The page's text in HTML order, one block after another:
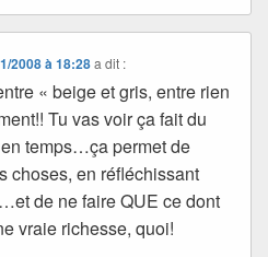
2008 à 18:28 a dit :
« beige et gris, entre rien
Tu vas voir ça fait du
temps…ça permet de
choses, en réfléchissant
de ne faire QUE ce dont
vraie richesse, quoi!